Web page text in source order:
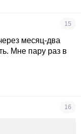
15
месяц-два
Мне пару раз в
16